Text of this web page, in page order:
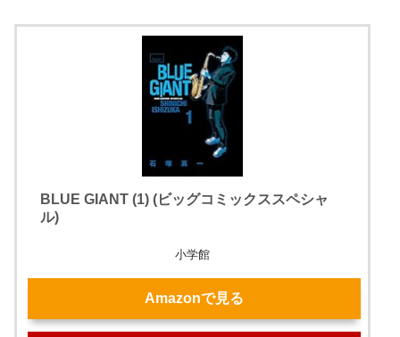
BLUE GIANT (1) (ビッグコミックススペシャ
ル)
小学館
Amazonで見る